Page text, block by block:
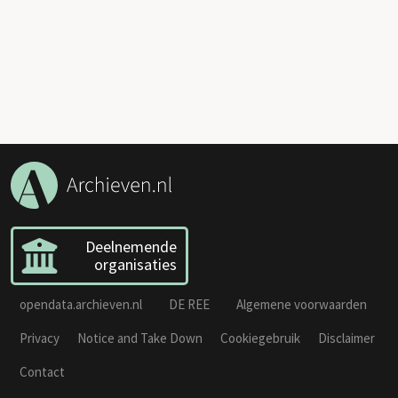
Deelnemende
organisaties
opendata.archieven.nl DE REE
Algemene voorwaarden
Privacy
Notice and Take Down Cookiegebruik
Disclaimer
Contact